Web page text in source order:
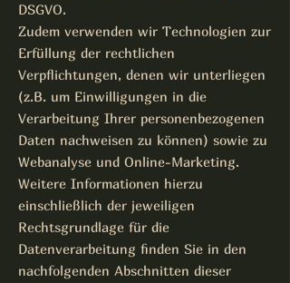
DSGVO.
Zudem verwenden wir Technologien zur
Erfüllung der rechtlichen
Verpflichtungen, denen wir unterliegen
(z.B. um Einwilligungen in die
Verarbeitung Ihrer personenbezogenen
Daten nachweisen zu können) sowie zu
Webanalyse und Online-Marketing.
Weitere Informationen hierzu
einschließlich der jeweiligen
Rechtsgrundlage für die
Datenverarbeitung finden Sie in den
nachfolgenden Abschnitten dieser